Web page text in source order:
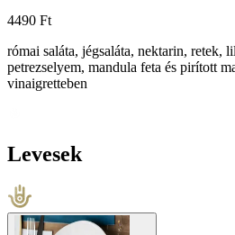
4490 Ft
római saláta, jégsaláta, nektarin, retek,
petrezselyem, mandula feta és pirított
vinaigretteben
Levesek